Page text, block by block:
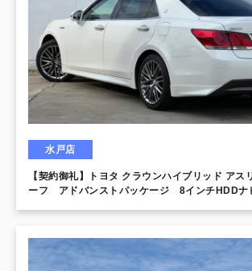
水戸店
【契約御礼】トヨタ クラウンハイブリッド ア
ーフ アドバンストパッケージ 8インチHDD